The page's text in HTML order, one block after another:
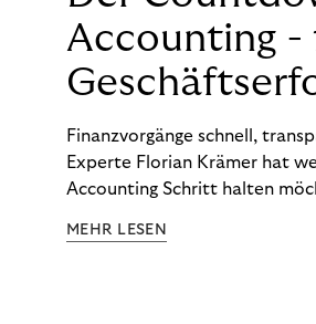
Accounting -
Finanzvorgänge schnell,
Experte Florian Krämer hat
Accounting Schritt halten
MEHR LESEN